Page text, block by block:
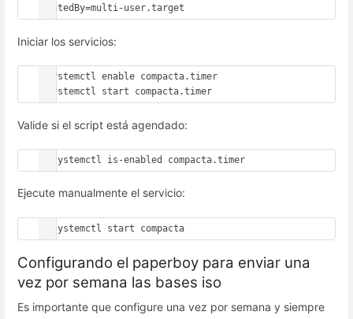
WantedBy=multi-user.target
Iniciar los servicios:
#systemctl enable compacta.timer
#systemctl start compacta.timer
Valide si el script está agendado:
# systemctl is-enabled compacta.timer
Ejecute manualmente el servicio:
# systemctl start compacta
Configurando el paperboy para enviar una
vez por semana las bases iso
Es importante que configure una vez por semana y siempre